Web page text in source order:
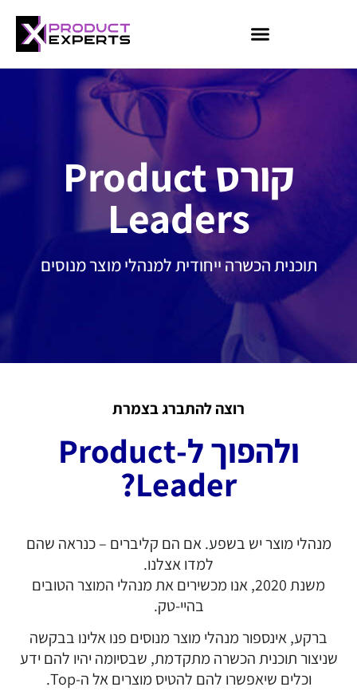
קורס Product
Leaders
תוכנית הכשרה ייחודית למנהלי מוצר מנוסים
רוצה להתברג בצמרת
ולהפוך ל-Product
Leader?
מנהלי מוצר יש בשפע. אם הם קליברים – כנראה שהם
למדו אצלנו.
משנת 2020, אנו מכשירים את מנהלי המוצר הטובים
בהיי-טק.
ברקע, אינספור מנהלי מוצר מנוסים פנו אלינו בבקשה
שניצור תוכנית הכשרה מתקדמת, שבסיומה יהיו להם ידע
וכלים שיאפשרו להם להטיס מוצרים אל ה-Top.